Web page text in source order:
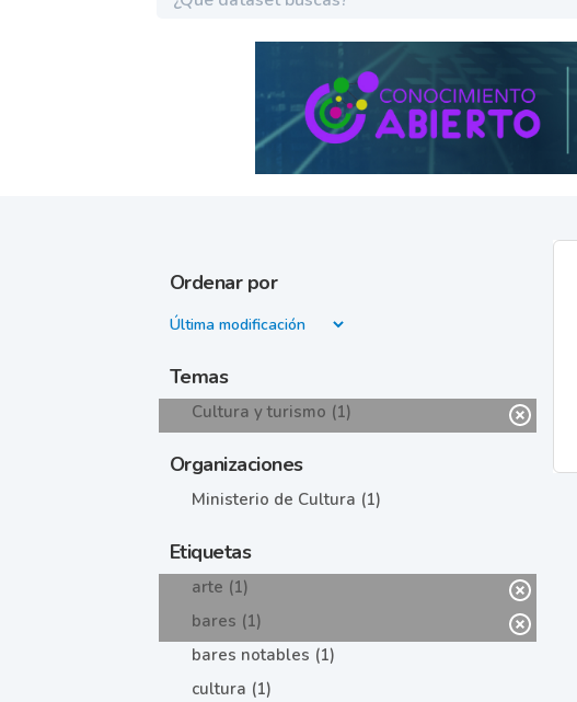
Ordenar por
Temas
Cultura y turismo (1)
Organizaciones
Ministerio de Cultura (1)
Etiquetas
arte (1)
bares (1)
bares notables (1)
cultura (1)